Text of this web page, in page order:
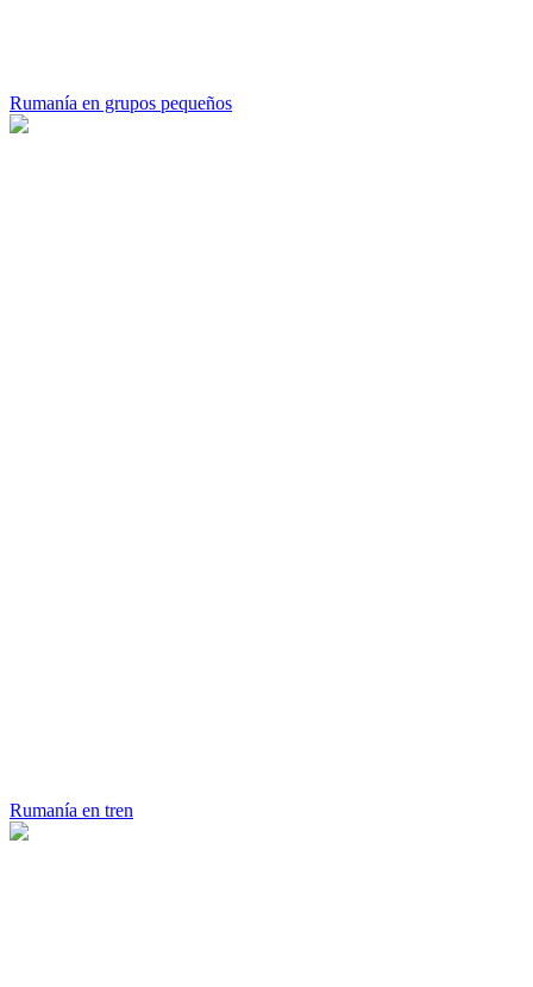
Rumanía en grupos pequeños
Rumanía en tren